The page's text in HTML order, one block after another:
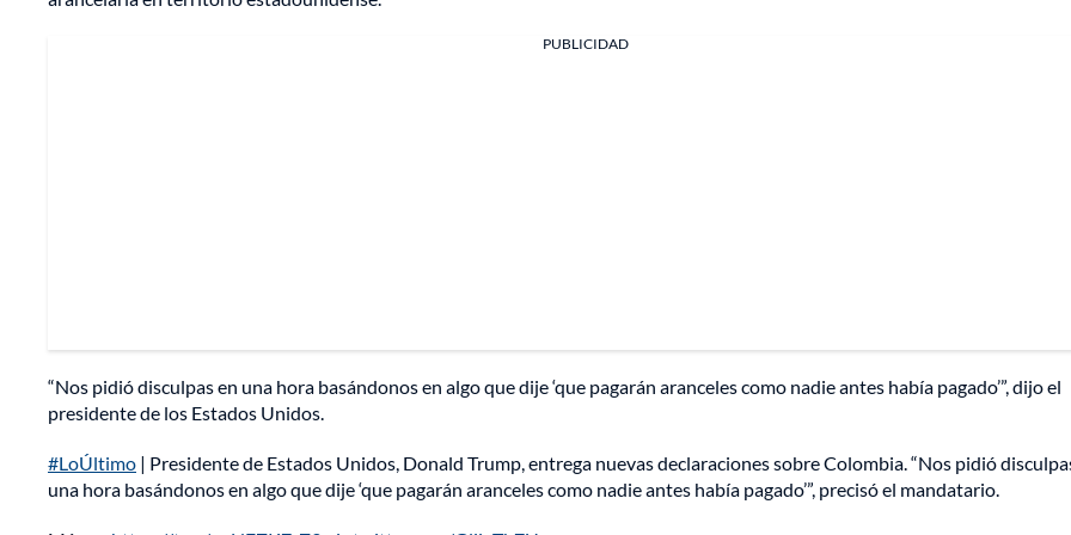
PUBLICIDAD
“Nos pidió disculpas en una hora basándonos en algo que dije ‘que pagarán aranceles como nadie antes había pagado’”, dijo el
presidente de los Estados Unidos.
#LoÚltimo | Presidente de Estados Unidos, Donald Trump, entrega nuevas declaraciones sobre Colombia. “Nos pidió
una hora basándonos en algo que dije ‘que pagarán aranceles como nadie antes había pagado’”, precisó el mandatario.